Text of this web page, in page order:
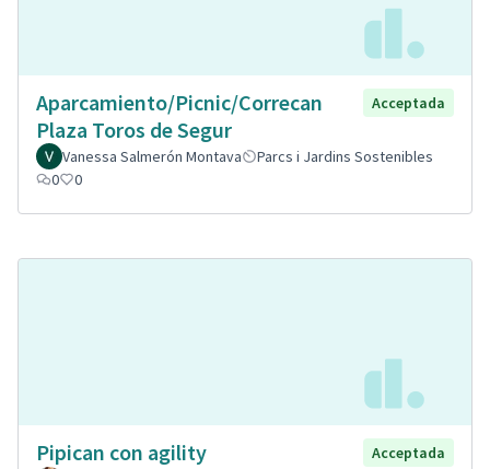
Aparcamiento/Picnic/Correcan
Plaza Toros de Segur
Acceptada
Vanessa Salmerón Montava
Parcs i Jardins Sostenibles
0
0
Pipican con agility
Acceptada